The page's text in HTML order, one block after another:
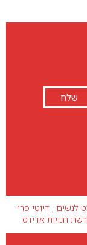
לנשים , דיוטי פרי
רשת חנויות אדידס